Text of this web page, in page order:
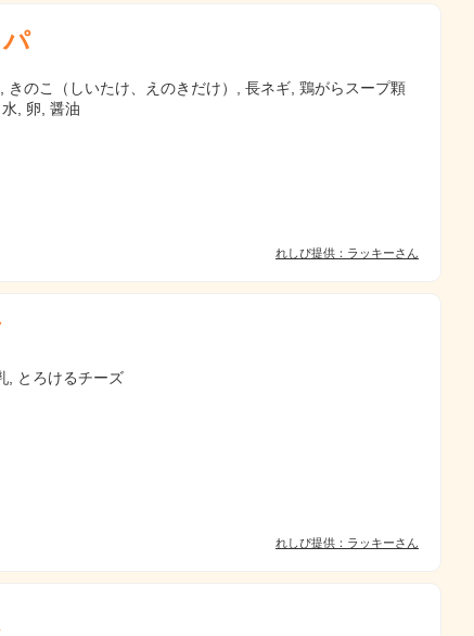
きのこ（しいたけ、えのきだけ）, 長ネギ, 鶏がらスープ顆
, 卵, 醤油
れしぴ提供：ラッキーさん
, とろけるチーズ
れしぴ提供：ラッキーさん